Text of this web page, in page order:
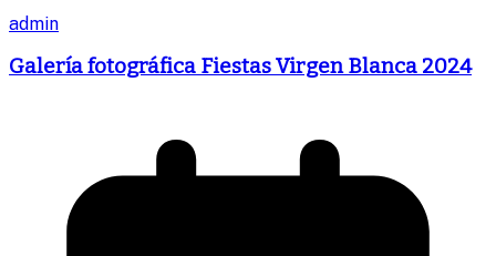
admin
Galería fotográfica Fiestas Virgen Blanca 2024